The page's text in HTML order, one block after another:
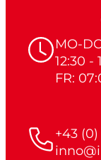
MO-
12:30 -
FR:
+43